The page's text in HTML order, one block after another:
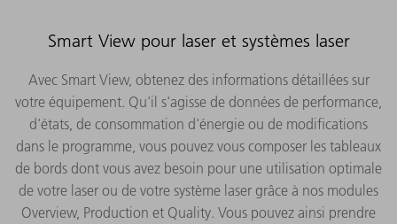
Smart View pour laser et systèmes laser
Avec Smart View, obtenez des informations détaillées sur
votre équipement. Qu'il s'agisse de données de performance,
d'états, de consommation d'énergie ou de modifications
dans le programme, vous pouvez vous composer les tableaux
de bords dont vous avez besoin pour une utilisation optimale
de votre laser ou de votre système laser grâce à nos modules
Overview, Production et Quality. Vous pouvez ainsi prendre